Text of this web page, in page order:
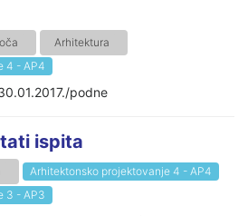
Arhitektura
4 - AP4
podne
ispita
Arhitektonsko projektovanje 4 - AP4
3 - AP3